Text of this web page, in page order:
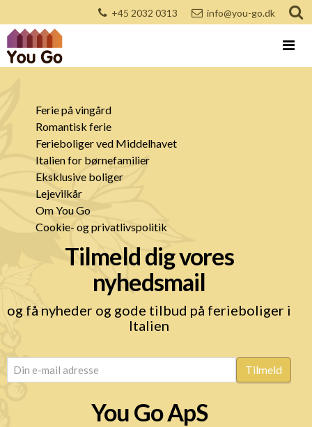
+45 2032 0313 info@you-go.dk
Ferie på vingård
Romantisk ferie
Ferieboliger ved Middelhavet
Italien for børnefamilier
Eksklusive boliger
Lejevilkår
Om You Go
Cookie- og privatlivspolitik
Tilmeld dig vores
nyhedsmail
og få nyheder og gode tilbud på ferieboliger i
Italien
email (Påkrævet) Tilmeld
You Go ApS